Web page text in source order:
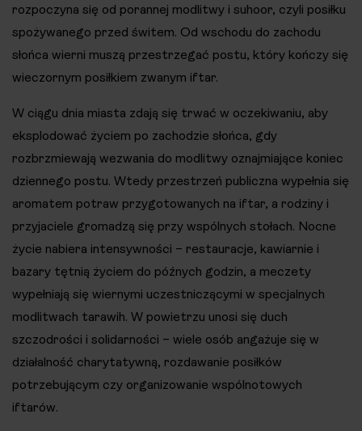
rozpoczyna się od porannej modlitwy i suhoor, czyli posiłku
spożywanego przed świtem. Od wschodu do zachodu
słońca wierni muszą przestrzegać postu, który kończy się
wieczornym posiłkiem zwanym iftar.
W ciągu dnia miasta zdają się trwać w oczekiwaniu, aby
eksplodować życiem po zachodzie słońca, gdy
rozbrzmiewają wezwania do modlitwy oznajmiające koniec
dziennego postu. Wtedy przestrzeń publiczna wypełnia się
aromatem potraw przygotowanych na iftar, a rodziny i
przyjaciele gromadzą się przy wspólnych stołach. Nocne
życie nabiera intensywności – restauracje, kawiarnie i
bazary tętnią życiem do późnych godzin, a meczety
wypełniają się wiernymi uczestniczącymi w specjalnych
modlitwach tarawih. W powietrzu unosi się duch
szczodrości i solidarności – wiele osób angażuje się w
działalność charytatywną, rozdawanie posiłków
potrzebującym czy organizowanie wspólnotowych
iftarów.